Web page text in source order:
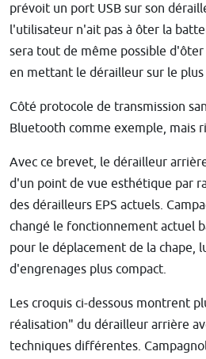
prévoit un port USB sur son
l'utilisateur n'ait pas à ôter la
sera tout de même possible
en mettant le dérailleur sur le
Côté protocole de transmission
Bluetooth comme exemple, mais
Avec ce brevet, le dérailleur
d'un point de vue esthétique par
des dérailleurs EPS actuels.
changé le fonctionnement actuel
pour le déplacement de la chape,
d'engrenages plus compact.
Les croquis ci-dessous montrent
réalisation" du dérailleur arrière
techniques différentes.